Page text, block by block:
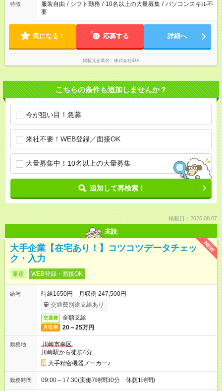
特徴 服装自由 / シフト勤務 / 10名以上の大量募集 / パソコンスキル不
要
気になる！ 応募する 詳細へ
掲載元企業名 株式会社iDA
こちらの条件も追加しませんか？
今が狙い目！急募
来社不要！WEB登録／面接OK
大量募集中！10名以上の大量募集
追加して再検索！
掲載日：2026.08.07
未読
NEW
大手企業【在宅あり！】コツコツデータチェッ
ク・入力
派遣 WEB登録・面接OK
給与
時給1650円 月収例 247,500円
交通費別途支給あり
交通費 全額支給
月収例 20～25万円
勤務地
川崎市幸区
川崎駅から徒歩4分
大手精密機器メーカー♪
勤務時間 09:00～17:30(実働7時間30分 休憩1時間)